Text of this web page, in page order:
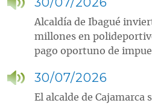
Alcaldía de Ibagué
millones en
pago oportuno de
30/07/2026
El alcalde de Cajamarca